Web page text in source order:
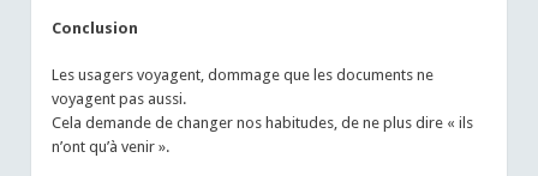
Conclusion
Les usagers voyagent, dommage que les documents ne
voyagent pas aussi.
Cela demande de changer nos habitudes, de ne plus dire « ils
n’ont qu’à venir ».